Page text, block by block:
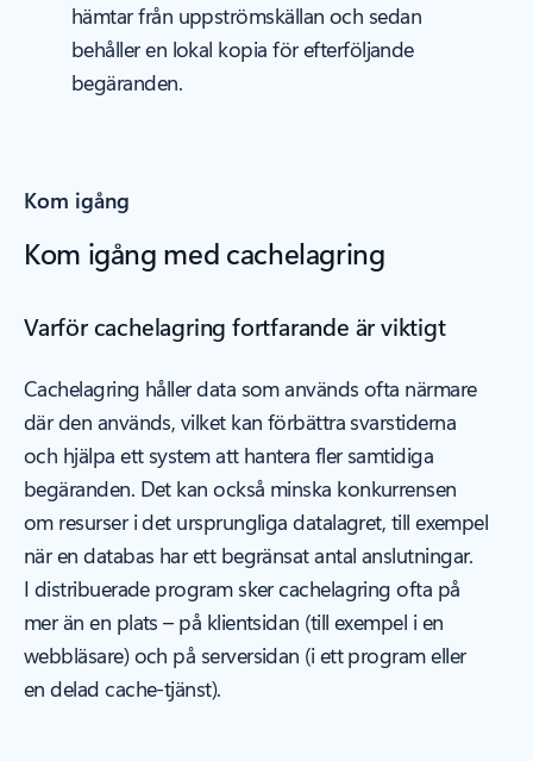
hämtar från uppströmskällan och sedan
behåller en lokal kopia för efterföljande
begäranden.
Kom igång
Kom igång med cachelagring
Varför cachelagring fortfarande är viktigt
Cachelagring håller data som används ofta närmare
där den används, vilket kan förbättra svarstiderna
och hjälpa ett system att hantera fler samtidiga
begäranden. Det kan också minska konkurrensen
om resurser i det ursprungliga datalagret, till exempel
när en databas har ett begränsat antal anslutningar.
I distribuerade program sker cachelagring ofta på
mer än en plats – på klientsidan (till exempel i en
webbläsare) och på serversidan (i ett program eller
en delad cache-tjänst).